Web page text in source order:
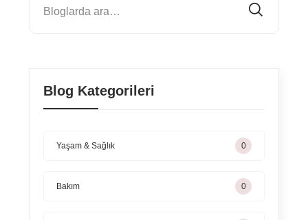
Blog Kategorileri
Yaşam & Sağlık 0
Bakım 0